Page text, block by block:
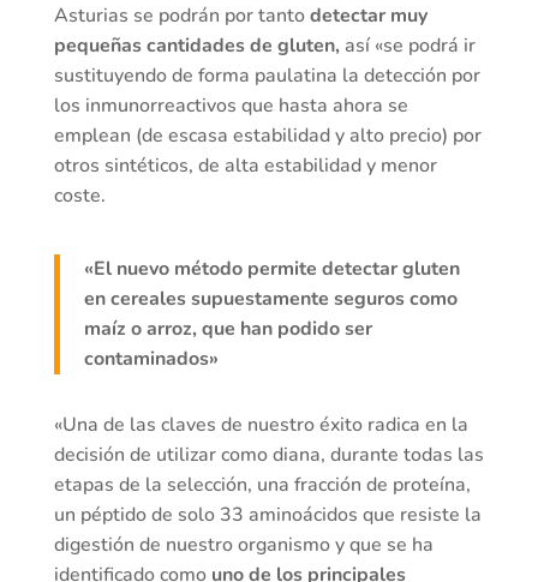
Asturias se podrán por tantodetectar muy
pequeñas cantidades de gluten, así «se podrá ir
sustituyendo de forma paulatina la detección por
los inmunorreactivos que hasta ahora se
emplean (de escasa estabilidad y alto precio) por
otros sintéticos, de alta estabilidad y menor
coste.
«El nuevo método permite detectar gluten
en cereales supuestamente seguros como
maíz o arroz, que han podido ser
contaminados»
«Una de las claves de nuestro éxito radica en la
decisión de utilizar como diana, durante todas las
etapas de la selección, una fracción de proteína,
un péptido de solo 33 aminoácidos que resiste la
digestión de nuestro organismo y que se ha
identificado como uno de los principales